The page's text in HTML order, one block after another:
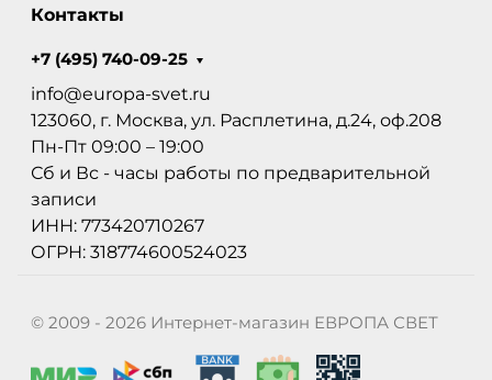
Контакты
+7 (495) 740-09-25
info@europa-svet.ru
123060, г. Москва, ул. Расплетина, д.24, оф.208
Пн-Пт 09:00 – 19:00
Сб и Вс - часы работы по предварительной
записи
ИНН: 773420710267
ОГРН: 318774600524023
© 2009 - 2026 Интернет-магазин ЕВРОПА СВЕТ